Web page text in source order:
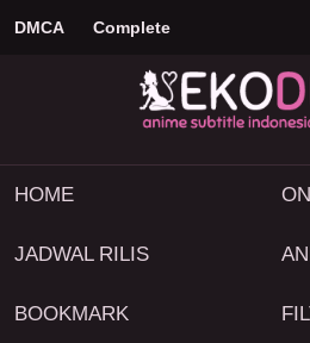
DMCA Complete
HOME
JADWAL RILIS
BOOKMARK